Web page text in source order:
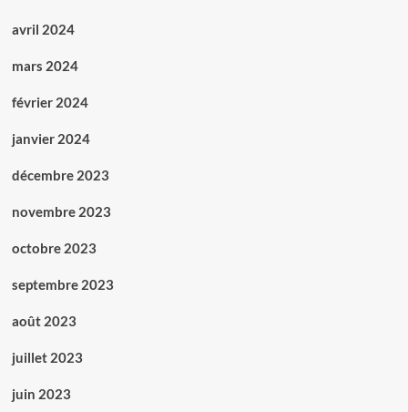
avril 2024
mars 2024
février 2024
janvier 2024
décembre 2023
novembre 2023
octobre 2023
septembre 2023
août 2023
juillet 2023
juin 2023